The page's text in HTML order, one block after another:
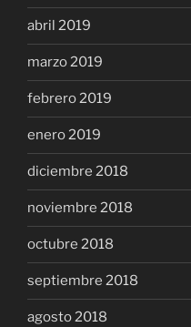
abril 2019
marzo 2019
febrero 2019
enero 2019
diciembre 2018
noviembre 2018
octubre 2018
septiembre 2018
agosto 2018